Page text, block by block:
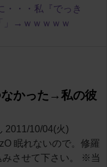
・・私『でっき
」→ｗｗｗｗｗ
かった→私の彼
2011/10/04(火)
眠れないので。修羅
みさせて下さい。 ※当